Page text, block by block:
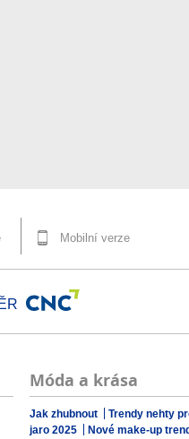
Mobilní verze
Móda a krása
Jak zhubnout
Trendy nehty
jaro 2025
Nové make-up